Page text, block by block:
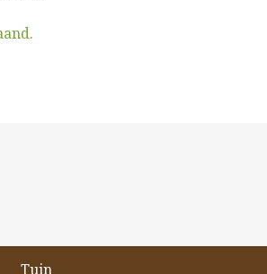
Tuin